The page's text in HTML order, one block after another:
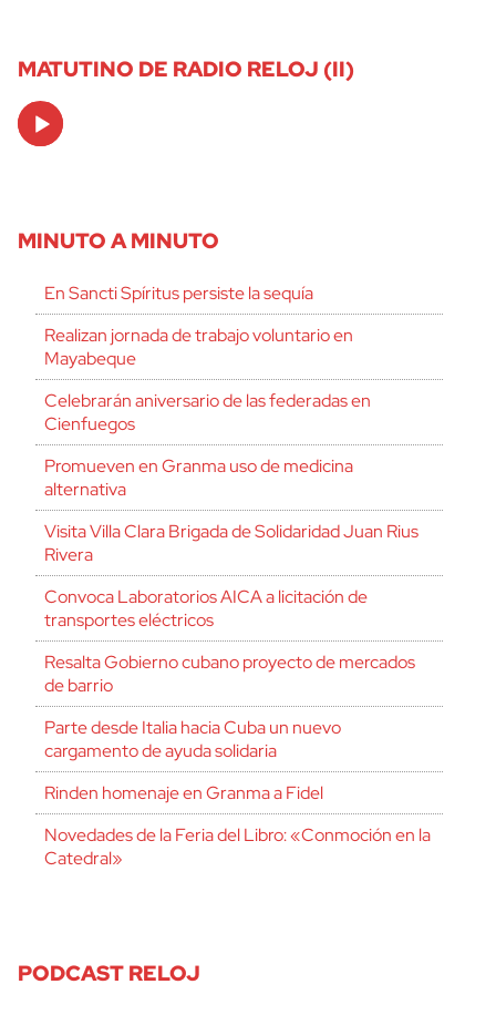
cerrar
MATUTINO DE RADIO RELOJ (II)
Audio
Player
MINUTO A MINUTO
En Sancti Spíritus persiste la sequía
Realizan jornada de trabajo voluntario en
Mayabeque
Celebrarán aniversario de las federadas en
Cienfuegos
Promueven en Granma uso de medicina
alternativa
Visita Villa Clara Brigada de Solidaridad Juan Rius
Rivera
Convoca Laboratorios AICA a licitación de
transportes eléctricos
Resalta Gobierno cubano proyecto de mercados
de barrio
Parte desde Italia hacia Cuba un nuevo
cargamento de ayuda solidaria
Rinden homenaje en Granma a Fidel
Novedades de la Feria del Libro: «Conmoción en la
Catedral»
PODCAST RELOJ